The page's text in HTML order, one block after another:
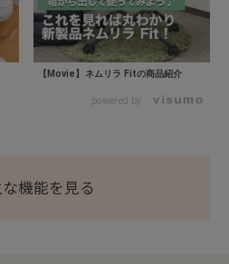
【Movie】ネムリラ Fitの商品紹介
powered by
な機能を見る